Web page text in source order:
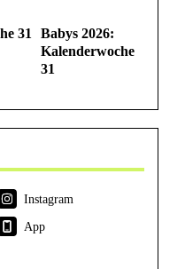
Babys 2026:
Kalenderwoche
31
Instagram
App